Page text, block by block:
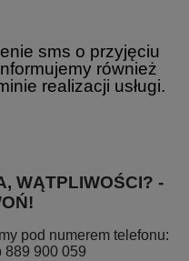
sms o przyjęciu
również
realizacji usługi.
WĄTPLIWOŚCI? -
pod numerem telefonu:
889 900 059